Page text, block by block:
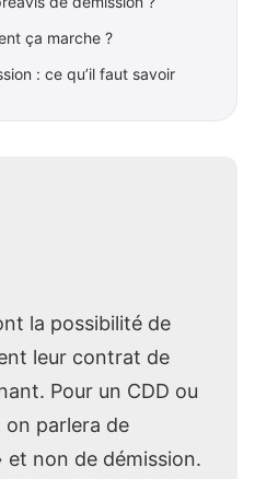
ça marche ?
: ce qu’il faut savoir
la possibilité de
leur contrat de
Pour un CDD ou
on parlera de
et non de démission.